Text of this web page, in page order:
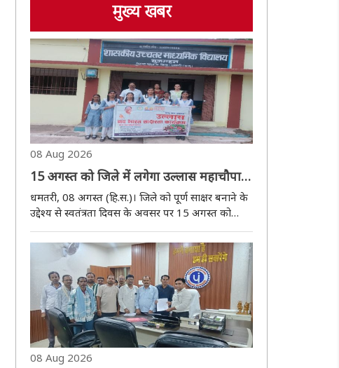
मुख्य खबर
08 Aug 2026
15 अगस्त को जिले में लगेगा उल्लास महाचौपाल,
साक्षरता अभियान को मिलेगी नई रफ्तार
धमतरी, 08 अगस्त (हि.स.)। जिले को पूर्ण साक्षर बनाने के
उद्देश्य से स्वतंत्रता दिवस के अवसर पर 15 अगस्त को
उल्लास नव भारत साक्षरता कार्यक्रम के तहत उल्लास महा
चौपाल का आयोजन किया जाएगा। कार्यक्रम के माध्यम से
लोगों में शिक्षा के प्रति जागरूकता बढ़ान..
08 Aug 2026